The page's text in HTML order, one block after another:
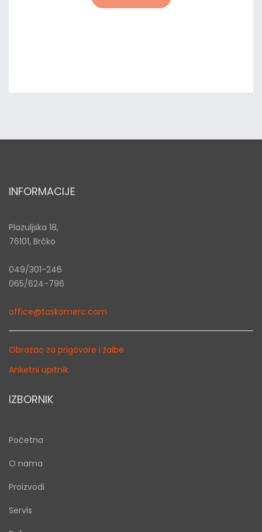
INFORMACIJE
Plazuljska 18,
76101, Brčko
049/301-246
065/624-796
office@taskomerc.com
Obrazac za prigovore i žalbe
Anketni upitnik
IZBORNIK
Početna
O nama
Proizvodi
Servis